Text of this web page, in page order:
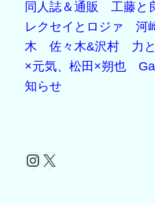
同人誌＆通販 工藤と
レクセイとロジァ
河
木
佐々木&沢村 力
×元気、松田×朔也
知らせ
Instagram
X